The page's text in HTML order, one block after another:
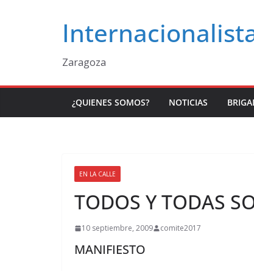
Zaragoza
¿QUIENES SOMOS? NOTICIAS
EN LA CALLE
TODOS Y TODAS
10 septiembre, 2009 comite2017
MANIFIESTO